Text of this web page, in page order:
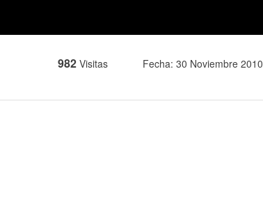
982 Visitas Fecha: 30 Noviembre 2010